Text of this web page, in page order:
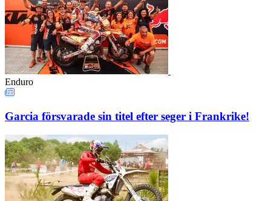
Enduro
Garcia försvarade sin titel efter seger i Frankrike!